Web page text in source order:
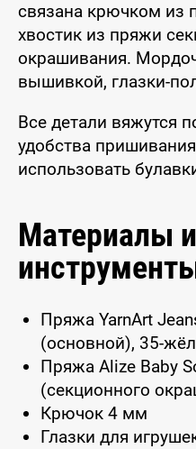
связана крючком из
хвостик из пряжи
окрашивания.
вышивкой, глазки-
Все детали вяжутся
удобства
использовать
Материалы и
Пряжа YarnArt
(основной), 35-
Пряжа Alize Baby
(секционного
Крючок 4 мм
Глазки для